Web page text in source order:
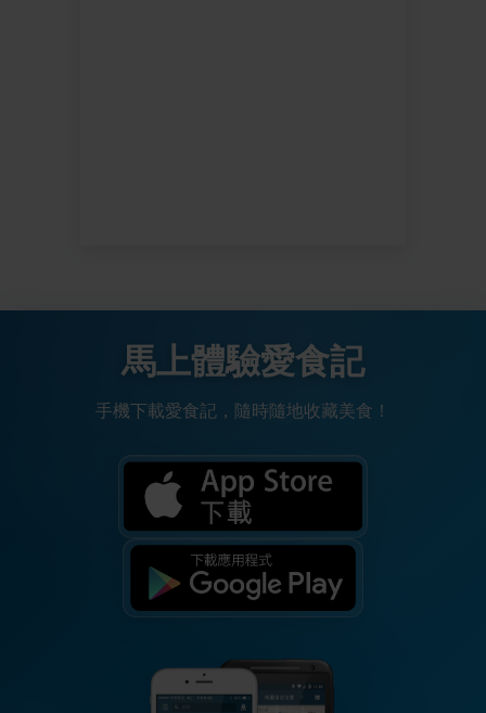
馬上體驗愛食記
手機下載愛食記，隨時隨地收藏美食！